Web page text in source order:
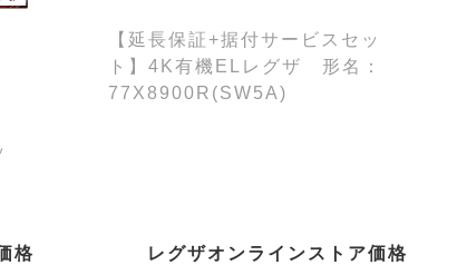
格
【延長保証+据付サービスセッ
ト】4K有機ELレグザ 形名：
77X8900R(SW5A)
レグザオンラインストア価格